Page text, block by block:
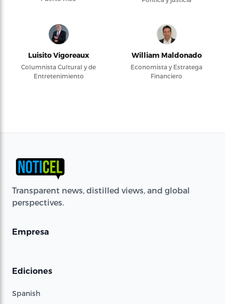
Luisito Vigoreaux
Columnista Cultural y de
Entretenimiento
William Maldonado
Economista y Estratega
Financiero
Transparent news, distilled views, and global
perspectives.
Empresa
Ediciones
Spanish